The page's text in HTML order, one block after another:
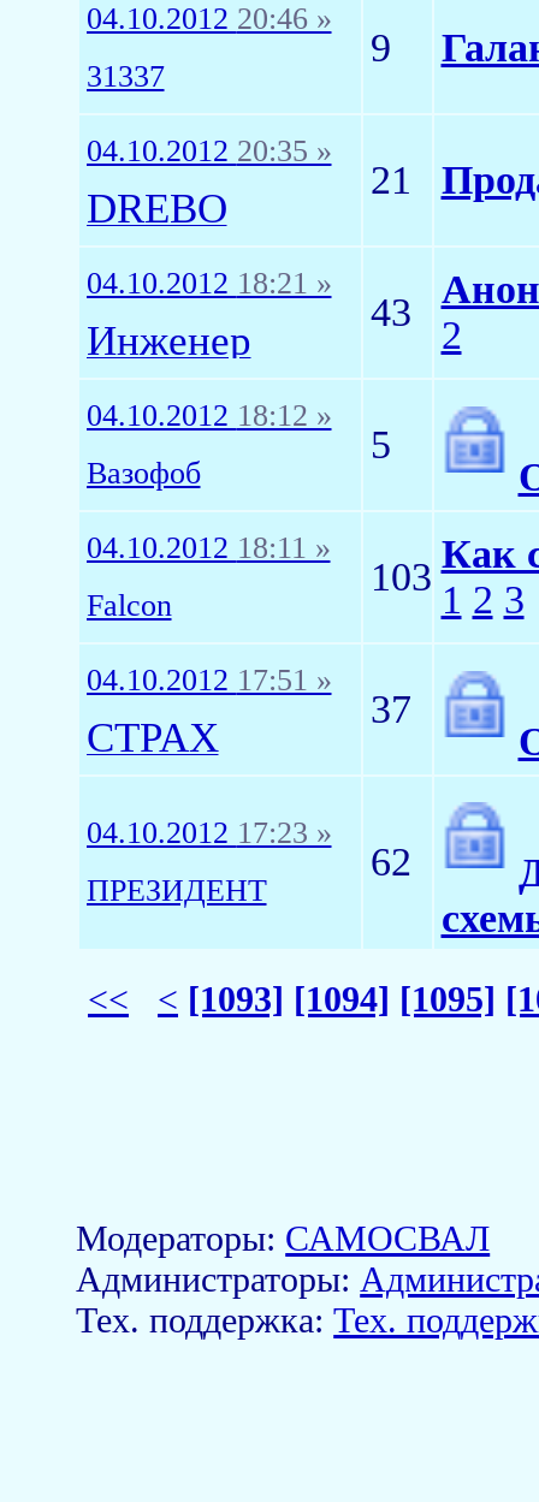
04.10.2012 20:46 »
31337
9
04.10.2012 20:35 »
DREBO
21
04.10.2012 18:21 »
Инженер
43
2
04.10.2012 18:12 »
Вазофоб
5
04.10.2012 18:11 »
Falcon
103
Как
1 2 3
04.10.2012 17:51 »
CTPAX
37
04.10.2012 17:23 »
ПРЕЗИДЕНТ
62
<< < [1093] [1094] [1095]
Модераторы: САМОСВАЛ
Aдминистраторы:
Тех. поддержка:Тех.